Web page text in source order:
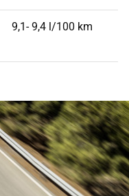
9,1- 9,4 l/100 km